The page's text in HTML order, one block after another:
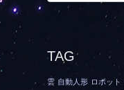
TAG
雲 自動人形 ロボット